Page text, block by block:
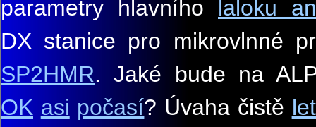
parametry hlavního laloku
DX stanice pro mikrovlnné
SP2HMR. Jaké bude na
OK asi počasí? Úvaha čistě